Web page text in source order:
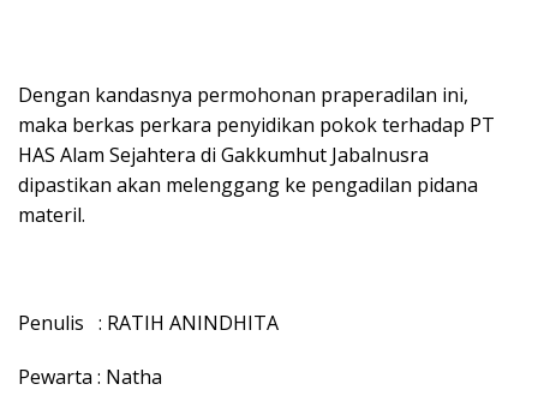
Dengan kandasnya permohonan praperadilan ini,
maka berkas perkara penyidikan pokok terhadap PT
HAS Alam Sejahtera di Gakkumhut Jabalnusra
dipastikan akan melenggang ke pengadilan pidana
materil.
Penulis : RATIH ANINDHITA
Pewarta : Natha